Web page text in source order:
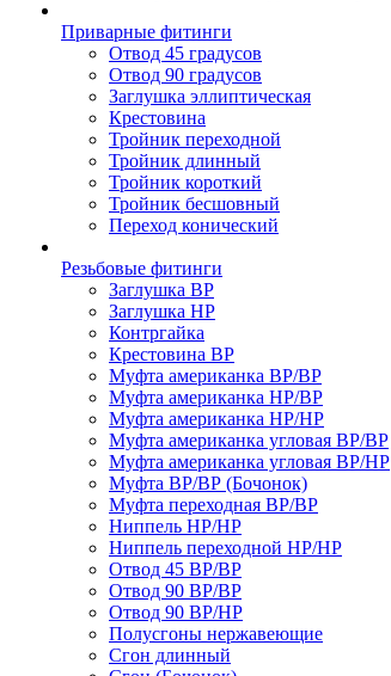
Приварные фитинги
Отвод 45 градусов
Отвод 90 градусов
Заглушка эллиптическая
Крестовина
Тройник переходной
Тройник длинный
Тройник короткий
Тройник бесшовный
Переход конический
Резьбовые фитинги
Заглушка ВР
Заглушка НР
Контргайка
Крестовина ВР
Муфта американка ВР/ВР
Муфта американка НР/ВР
Муфта американка НР/НР
Муфта американка угловая ВР/ВР
Муфта американка угловая ВР/НР
Муфта ВР/ВР (Бочонок)
Муфта переходная ВР/ВР
Ниппель НР/НР
Ниппель переходной НР/НР
Отвод 45 ВР/ВР
Отвод 90 ВР/ВР
Отвод 90 ВР/НР
Полусгоны нержавеющие
Сгон длинный